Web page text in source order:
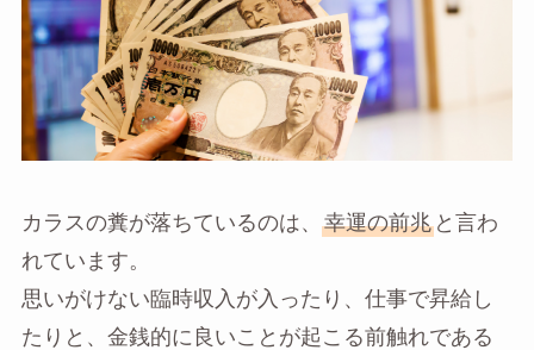
カラスの糞が落ちているのは、 幸運の前兆と言わ
れています。
思いがけない臨時収入が入ったり、仕事で昇給し
たりと、金銭的に良いことが起こる前触れである